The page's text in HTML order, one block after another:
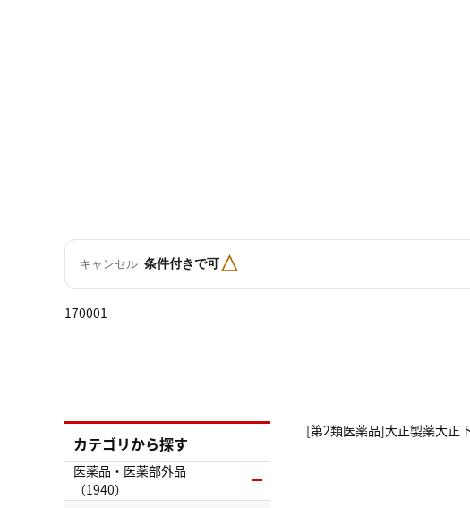
キャンセル 条件付きで可△
170001
[第2類医薬品]大正製薬大正
カテゴリから探す
医薬品・医薬部外品
（1940）